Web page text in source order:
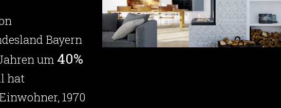
Bayern
um 40%
hat
1970